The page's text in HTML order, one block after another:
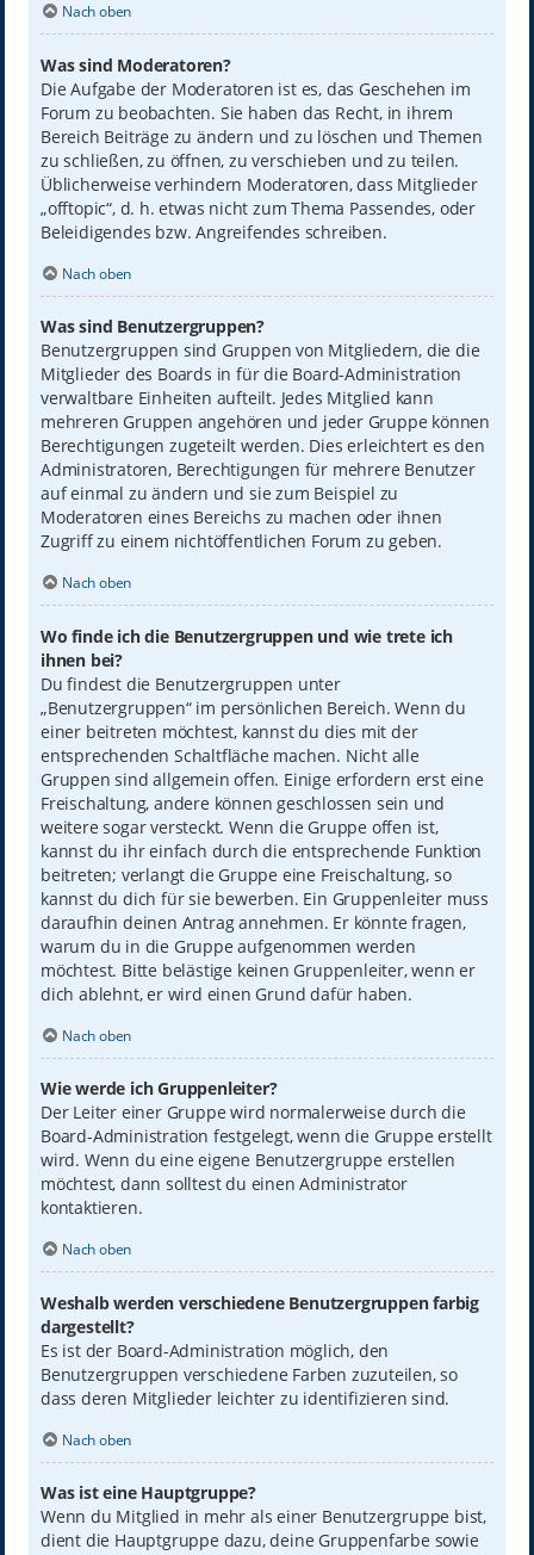
Nach oben
Was sind Moderatoren?
Die Aufgabe der Moderatoren ist es, das Geschehen im
Forum zu beobachten. Sie haben das Recht, in ihrem
Bereich Beiträge zu ändern und zu löschen und Themen
zu schließen, zu öffnen, zu verschieben und zu teilen.
Üblicherweise verhindern Moderatoren, dass Mitglieder
„offtopic“, d. h. etwas nicht zum Thema Passendes, oder
Beleidigendes bzw. Angreifendes schreiben.
Nach oben
Was sind Benutzergruppen?
Benutzergruppen sind Gruppen von Mitgliedern, die die
Mitglieder des Boards in für die Board-Administration
verwaltbare Einheiten aufteilt. Jedes Mitglied kann
mehreren Gruppen angehören und jeder Gruppe können
Berechtigungen zugeteilt werden. Dies erleichtert es den
Administratoren, Berechtigungen für mehrere Benutzer
auf einmal zu ändern und sie zum Beispiel zu
Moderatoren eines Bereichs zu machen oder ihnen
Zugriff zu einem nichtöffentlichen Forum zu geben.
Nach oben
Wo finde ich die Benutzergruppen und wie trete ich
ihnen bei?
Du findest die Benutzergruppen unter
„Benutzergruppen“ im persönlichen Bereich. Wenn du
einer beitreten möchtest, kannst du dies mit der
entsprechenden Schaltfläche machen. Nicht alle
Gruppen sind allgemein offen. Einige erfordern erst eine
Freischaltung, andere können geschlossen sein und
weitere sogar versteckt. Wenn die Gruppe offen ist,
kannst du ihr einfach durch die entsprechende Funktion
beitreten; verlangt die Gruppe eine Freischaltung, so
kannst du dich für sie bewerben. Ein Gruppenleiter muss
daraufhin deinen Antrag annehmen. Er könnte fragen,
warum du in die Gruppe aufgenommen werden
möchtest. Bitte belästige keinen Gruppenleiter, wenn er
dich ablehnt, er wird einen Grund dafür haben.
Nach oben
Wie werde ich Gruppenleiter?
Der Leiter einer Gruppe wird normalerweise durch die
Board-Administration festgelegt, wenn die Gruppe erstellt
wird. Wenn du eine eigene Benutzergruppe erstellen
möchtest, dann solltest du einen Administrator
kontaktieren.
Nach oben
Weshalb werden verschiedene Benutzergruppen farbig
dargestellt?
Es ist der Board-Administration möglich, den
Benutzergruppen verschiedene Farben zuzuteilen, so
dass deren Mitglieder leichter zu identifizieren sind.
Nach oben
Was ist eine Hauptgruppe?
Wenn du Mitglied in mehr als einer Benutzergruppe bist,
dient die Hauptgruppe dazu, deine Gruppenfarbe sowie